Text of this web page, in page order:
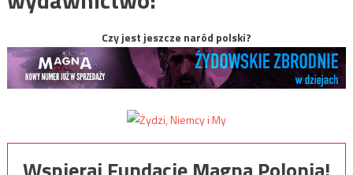
Czy jest jeszcze naród polski?